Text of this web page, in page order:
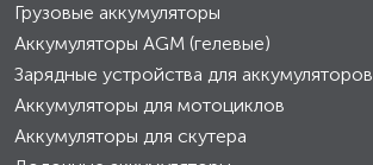
Грузовые аккумуляторы
Аккумуляторы AGM (гелевые)
Зарядные устройства для аккумуляторов
Аккумуляторы для мотоциклов
Аккумуляторы для скутера